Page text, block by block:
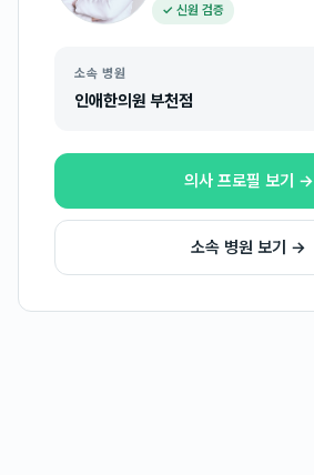
✓ 신원 검증
소속 병원
인애한의원 부천점
의사 프로필 보기 →
소속 병원 보기 →